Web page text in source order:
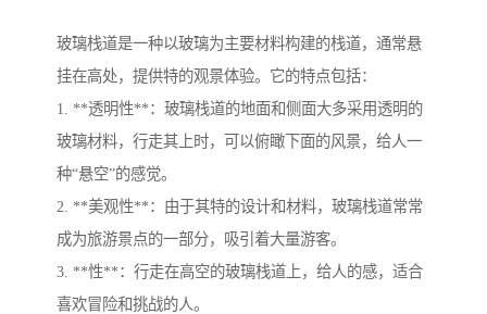
玻璃栈道是一种以玻璃为主要材料构建的栈道，通常悬
挂在高处，提供特的观景体验。它的特点包括：
1. **透明性**：玻璃栈道的地面和侧面大多采用透明的
玻璃材料，行走其上时，可以俯瞰下面的风景，给人一
种“悬空”的感觉。
2. **美观性**：由于其特的设计和材料，玻璃栈道常常
成为旅游景点的一部分，吸引着大量游客。
3. **性**：行走在高空的玻璃栈道上，给人的感，适合
喜欢冒险和挑战的人。